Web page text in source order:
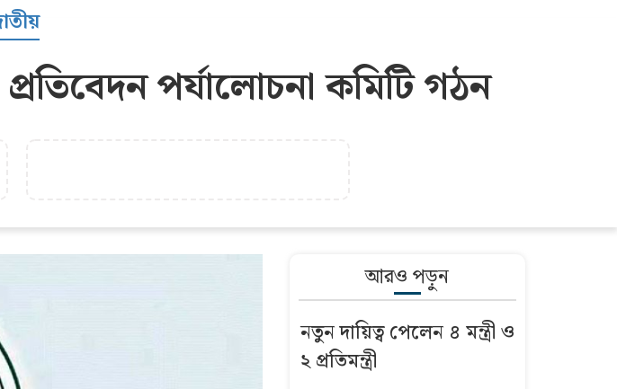
পর্যালোচনা কমিটি গঠন
আরও পড়ুন
নতুন দায়িত্ব পেলেন ৪ মন্ত্রী ও
২ প্রতিমন্ত্রী